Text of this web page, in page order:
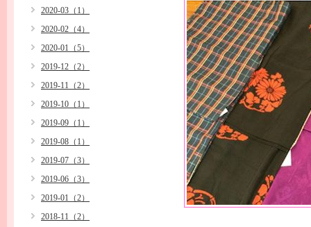
2020-03（1）
2020-02（4）
2020-01（5）
2019-12（2）
2019-11（2）
2019-10（1）
2019-09（1）
2019-08（1）
2019-07（3）
2019-06（3）
2019-01（2）
2018-11（2）